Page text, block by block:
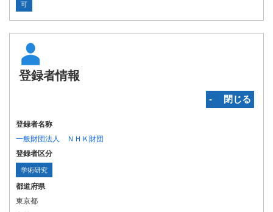
可
登録者情報
‐ 閉じる
登録者名称
一般財団法人 ＮＨＫ財団
登録者区分
学術研究
都道府県
東京都